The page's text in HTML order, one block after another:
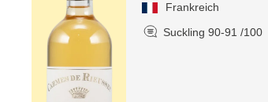
Frankreich
Suckling 90-91 /100